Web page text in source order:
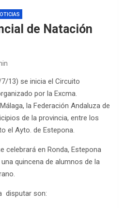
de Natación
13) se inicia el Circuito
por la Excma.
la Federación Andaluza de
de la provincia, entre los
el Ayto. de Estepona.
celebrará en Ronda, Estepona
quincena de alumnos de la
disputar son: